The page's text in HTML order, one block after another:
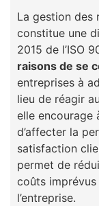
La gestion des
constitue une
2015 de l’ISO
raisons de se
entreprises à
lieu de réagir
elle encourage
d’affecter la
satisfaction
permet de
coûts
l’entreprise.